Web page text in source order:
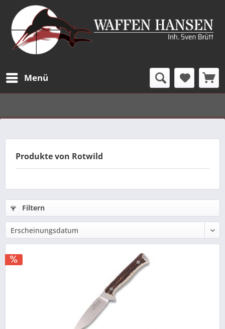
Menü
Produkte von Rotwild
Filtern